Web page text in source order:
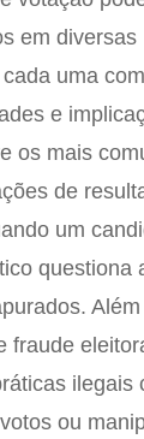
em diversas
uma
e
os mais
de
um
questiona
fraude
ilegais
ou